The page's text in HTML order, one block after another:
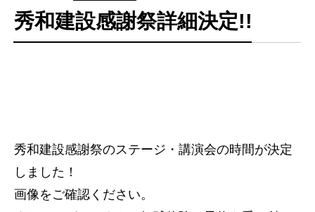
秀和建設感謝祭詳細決定!!
秀和建設感謝祭のステージ・講演会の時間が決定
しました！
画像をご確認ください。